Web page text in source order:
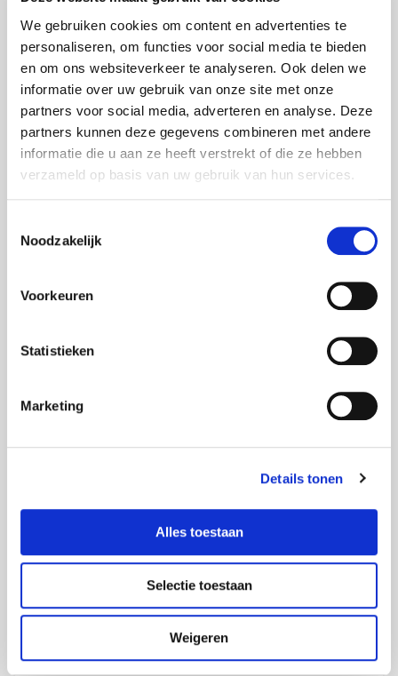
We gebruiken cookies om content en advertenties te
personaliseren, om functies voor social media te bieden
en om ons websiteverkeer te analyseren. Ook delen we
informatie over uw gebruik van onze site met onze
partners voor social media, adverteren en analyse. Deze
partners kunnen deze gegevens combineren met andere
informatie die u aan ze heeft verstrekt of die ze hebben
verzameld op basis van uw gebruik van hun services.
Noodzakelijk
Voorkeuren
Statistieken
Marketing
Details tonen
Alles toestaan
Selectie toestaan
Weigeren
LG Displays
LG Videowalls
Logitech
Martin Harman Light
Meyer Sound luidsprekers
MS Surface Hub 2S
Oxo Light
Panasonic camera's
Polycom
Projecta
Robe Lighting
Samsung Displays
Scala digital signage
Sharp WCD